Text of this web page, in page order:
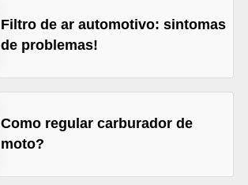
Filtro de ar automotivo: sintomas
de problemas!
Como regular carburador de
moto?